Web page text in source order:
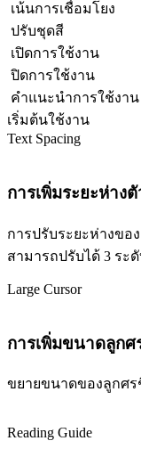
เน้นการเชื่อมโยง
ปรับชุดสี
เปิดการใช้งาน
ปิดการใช้งาน
คำแนะนำการใช้งาน
เริ่มต้นใช้งาน
Text Spacing
การเพิ่มระยะห่าง
การปรับระยะห่างขอ
สามารถปรับได้ 3 ระ
Large Cursor
การเพิ่มขนาดลูก
ขยายขนาดของลูกศร
Reading Guide